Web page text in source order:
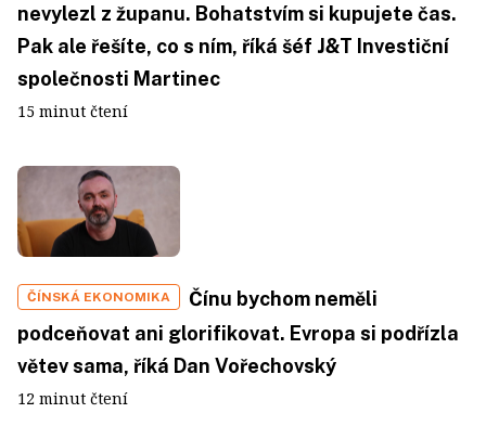
nevylezl z županu. Bohatstvím si kupujete čas.
Pak ale řešíte, co s ním, říká šéf J&T Investiční
společnosti Martinec
15 minut čtení
ČÍNSKÁ EKONOMIKA
Čínu bychom neměli
podceňovat ani glorifikovat. Evropa si podřízla
větev sama, říká Dan Vořechovský
12 minut čtení